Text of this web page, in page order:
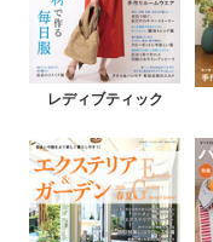
レディブティック